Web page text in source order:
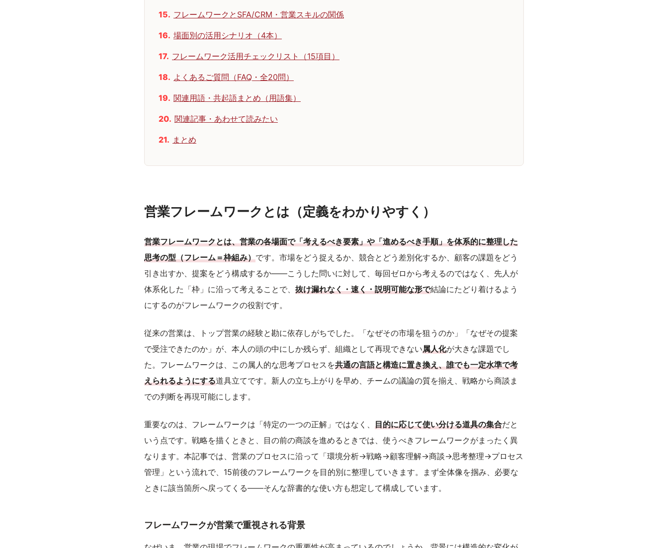
フレームワークとSFA/CRM・営業スキルの関係
場面別の活用シナリオ（4本）
フレームワーク活用チェックリスト（15項目）
よくあるご質問（FAQ・全20問）
関連用語・共起語まとめ（用語集）
関連記事・あわせて読みたい
まとめ
営業フレームワークとは（定義をわかりやすく）
営業フレームワークとは、営業の各場面で「考えるべき要素」や「進めるべき手順」を体系的に整理した
思考の型（フレーム＝枠組み）です。市場をどう捉えるか、競合とどう差別化するか、顧客の課題をどう
引き出すか、提案をどう構成するか——こうした問いに対して、毎回ゼロから考えるのではなく、先人が
体系化した「枠」に沿って考えることで、 抜け漏れなく・速く・説明可能な形で結論にたどり着けるよう
にするのがフレームワークの役割です。
従来の営業は、トップ営業の経験と勘に依存しがちでした。「なぜその市場を狙うのか」「なぜその提案
で受注できたのか」が、本人の頭の中にしか残らず、組織として再現できない属人化が大きな課題でし
た。フレームワークは、この属人的な思考プロセスを共通の言語と構造に置き換え、誰でも一定水準で考
えられるようにする道具立てです。新人の立ち上がりを早め、チームの議論の質を揃え、戦略から商談ま
での判断を再現可能にします。
重要なのは、フレームワークは「特定の一つの正解」ではなく、 目的に応じて使い分ける道具の集合だと
いう点です。戦略を描くときと、目の前の商談を進めるときでは、使うべきフレームワークがまったく異
なります。本記事では、営業のプロセスに沿って「環境分析→戦略→顧客理解→商談→思考整理→プロセス
管理」という流れで、15前後のフレームワークを目的別に整理していきます。まず全体像を掴み、必要な
ときに該当箇所へ戻ってくる——そんな辞書的な使い方も想定して構成しています。
フレームワークが営業で重視される背景